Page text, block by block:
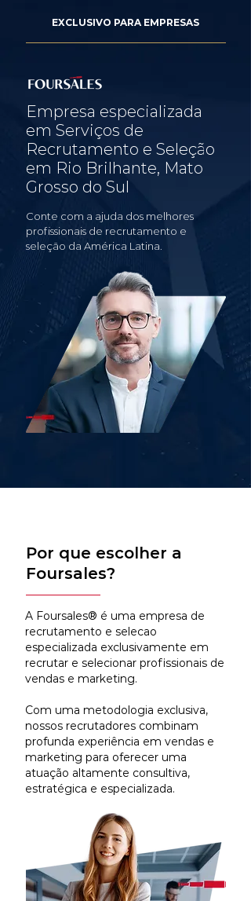
EXCLUSIVO PARA EMPRESAS
Empresa especializada
em Serviços de
Recrutamento e Seleção
em Rio Brilhante, Mato
Grosso do Sul
Conte com a ajuda dos melhores
profissionais de recrutamento e
seleção da América Latina.
Por que escolher a
Foursales?
A Foursales® é uma empresa de
recrutamento e selecao
especializada exclusivamente em
recrutar e selecionar profissionais de
vendas e marketing.
Com uma metodologia exclusiva,
nossos recrutadores combinam
profunda experiência em vendas e
marketing para oferecer uma
atuação altamente consultiva,
estratégica e especializada.